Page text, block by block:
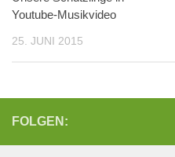
Youtube-Musikvideo
25. JUNI 2015
FOLGEN: